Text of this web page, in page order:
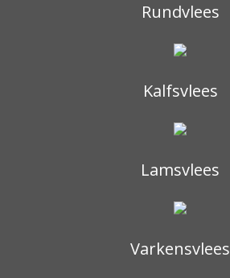
Rundvlees
Kalfsvlees
Lamsvlees
Varkensvlees